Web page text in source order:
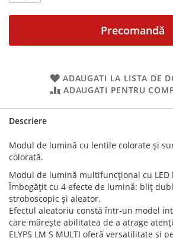
Precomandă
ADAUGATI LA LISTA DE
ADAUGATI PENTRU
Descriere
Modul de lumină cu lentile colorate și
colorată.
Modul de lumină multifuncțional cu
Îmbogățit cu 4 efecte de lumină: bliț
stroboscopic și aleator.
Efectul aleatoriu constă într-un model
care mărește abilitatea de a atrage
ELYPS LM S MULTI oferă versatilitate și